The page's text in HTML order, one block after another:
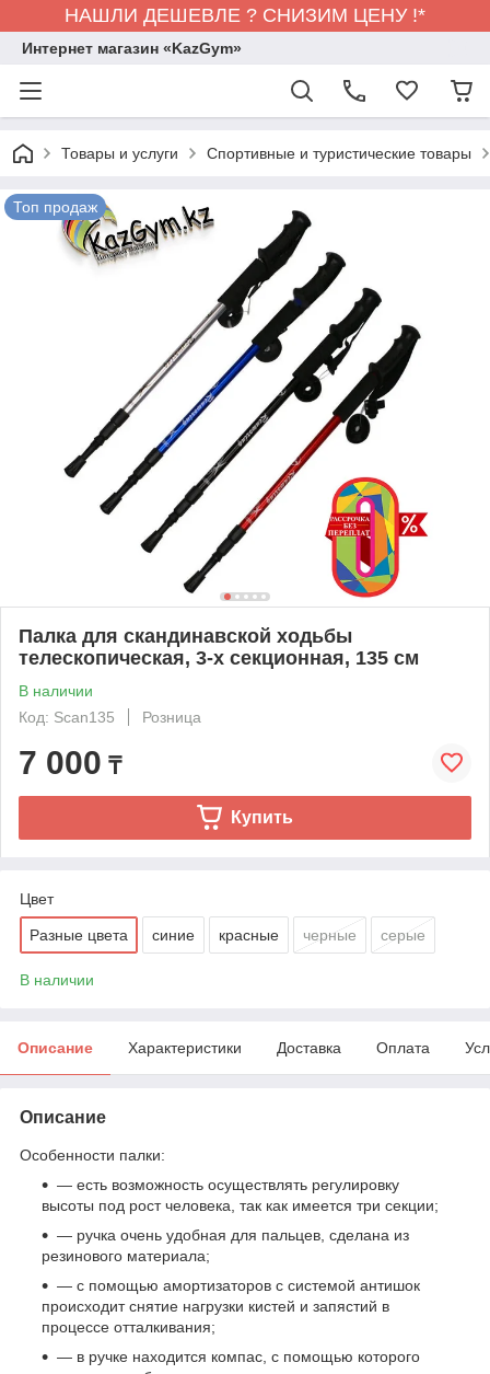
НАШЛИ ДЕШЕВЛЕ ? СНИЗИМ ЦЕНУ !*
Интернет магазин «KazGym»
Товары и услуги Спортивные и туристические товары
Топ продаж
Палка для скандинавской ходьбы
телескопическая, 3-х секционная, 135 см
В наличии
Код: Scan135
Розница
7 000 ₸
Купить
Цвет
Разные цвета синие красные черные серые
В наличии
Описание Характеристики Доставка Оплата
Описание
Особенности палки:
— есть возможность осуществлять регулировку
высоты под рост человека, так как имеется три секции;
— ручка очень удобная для пальцев, сделана из
резинового материала;
— с помощью амортизаторов с системой антишок
происходит снятие нагрузки кистей и запястий в
процессе отталкивания;
— в ручке находится компас, с помощью которого